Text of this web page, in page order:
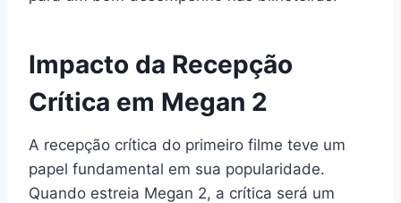
Impacto da Recepção
Crítica em Megan 2
A recepção crítica do primeiro filme teve um
papel fundamental em sua popularidade.
Quando estreia Megan 2, a crítica será um